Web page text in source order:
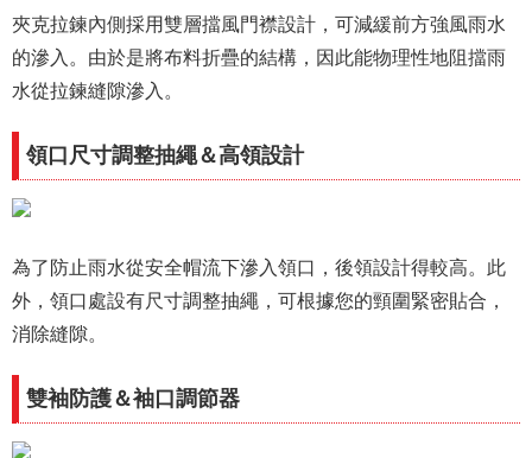
夾克拉鍊內側採用雙層擋風門襟設計，可減緩前方強風雨水
的滲入。由於是將布料折疊的結構，因此能物理性地阻擋雨
水從拉鍊縫隙滲入。
領口尺寸調整抽繩＆高領設計
為了防止雨水從安全帽流下滲入領口，後領設計得較高。此
外，領口處設有尺寸調整抽繩，可根據您的頸圍緊密貼合，
消除縫隙。
雙袖防護＆袖口調節器